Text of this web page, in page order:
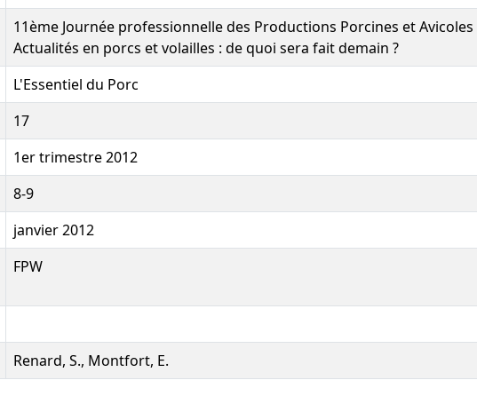
11ème Journée professionnelle des Productions Porcines et Avicoles
Actualités en porcs et volailles : de quoi sera fait demain ?
L'Essentiel du Porc
17
1er trimestre 2012
8-9
janvier 2012
FPW
Renard, S., Montfort, E.